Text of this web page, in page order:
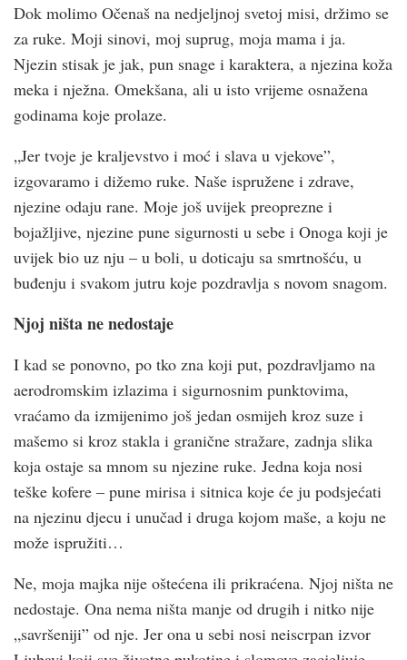
Dok molimo Očenaš na nedjeljnoj svetoj misi, držimo se
za ruke. Moji sinovi, moj suprug, moja mama i ja.
Njezin stisak je jak, pun snage i karaktera, a njezina koža
meka i nježna. Omekšana, ali u isto vrijeme osnažena
godinama koje prolaze.
„Jer tvoje je kraljevstvo i moć i slava u vjekove”,
izgovaramo i dižemo ruke. Naše ispružene i zdrave,
njezine odaju rane. Moje još uvijek preoprezne i
bojažljive, njezine pune sigurnosti u sebe i Onoga koji je
uvijek bio uz nju – u boli, u doticaju sa smrtnošću, u
buđenju i svakom jutru koje pozdravlja s novom snagom.
Njoj ništa ne nedostaje
I kad se ponovno, po tko zna koji put, pozdravljamo na
aerodromskim izlazima i sigurnosnim punktovima,
vraćamo da izmijenimo još jedan osmijeh kroz suze i
mašemo si kroz stakla i granične stražare, zadnja slika
koja ostaje sa mnom su njezine ruke. Jedna koja nosi
teške kofere – pune mirisa i sitnica koje će ju podsjećati
na njezinu djecu i unučad i druga kojom maše, a koju ne
može ispružiti…
Ne, moja majka nije oštećena ili prikraćena. Njoj ništa ne
nedostaje. Ona nema ništa manje od drugih i nitko nije
„savršeniji” od nje. Jer ona u sebi nosi neiscrpan izvor